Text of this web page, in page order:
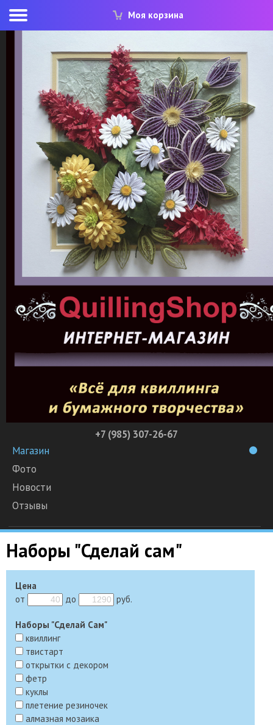
Моя корзина
+7 (985) 307-26-67
Магазин
Фото
Новости
Отзывы
Наборы "Сделай сам"
Цена
от
до руб.
Наборы "Сделай Сам"
квиллинг
твистарт
открытки с декором
фетр
куклы
плетение резиночек
алмазная мозаика